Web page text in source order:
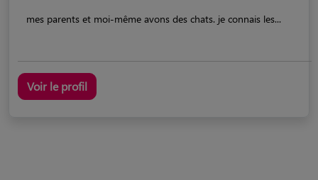
mes parents et moi-même avons des chats. je connais les...
Voir le profil